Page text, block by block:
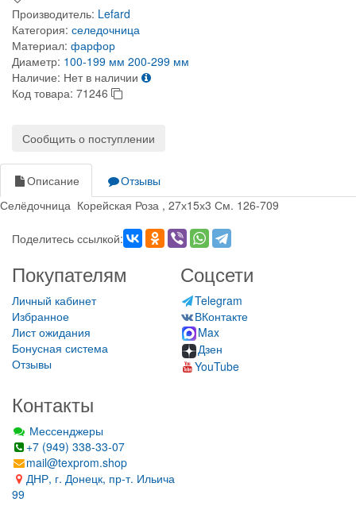
Производитель: Lefard
Категория: селедочница
Материал: фарфор
Диаметр: 100-199 мм 200-299 мм
Наличие: Нет в наличии
Код товара: 71246
Сообщить о поступлении
Описание
Отзывы
Селёдочница Корейская Роза , 27х15х3 См. 126-709
Поделитесь ссылкой:
Покупателям
Личный кабинет
Избранное
Лист ожидания
Бонусная система
Отзывы
Соцсети
Telegram
ВКонтакте
Max
Дзен
YouTube
Контакты
Мессенджеры
+7 (949) 338-33-07
mail@texprom.shop
ДНР, г. Донецк, пр-т. Ильича
99